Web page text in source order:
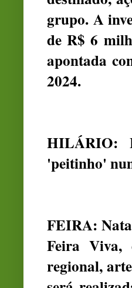
grupo. A
de R$ 6
apontada
2024.
HILÁRIO:
'peitinho'
FEIRA:
Feira Viva,
regional,